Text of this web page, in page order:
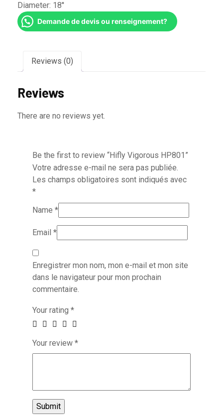
Diameter: 18''
Demande de devis ou renseignement?
Reviews (0)
Reviews
There are no reviews yet.
Be the first to review “Hifly Vigorous HP801”
Votre adresse e-mail ne sera pas publiée.
Les champs obligatoires sont indiqués avec
*
Name *
Email *
Enregistrer mon nom, mon e-mail et mon site
dans le navigateur pour mon prochain
commentaire.
Your rating *
Your review *